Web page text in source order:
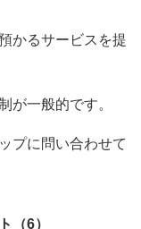
かるサービスを提
が一般的です。
プに問い合わせて
（6）